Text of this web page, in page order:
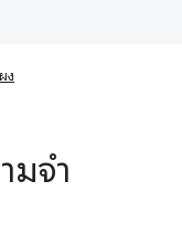
ง
มจำ